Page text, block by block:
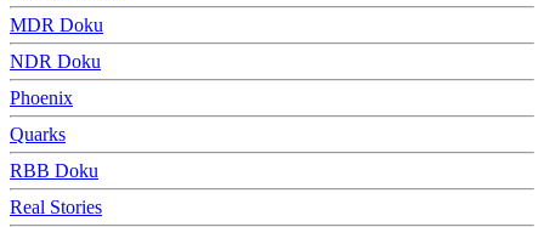
MDR Doku
NDR Doku
Phoenix
Quarks
RBB Doku
Real Stories